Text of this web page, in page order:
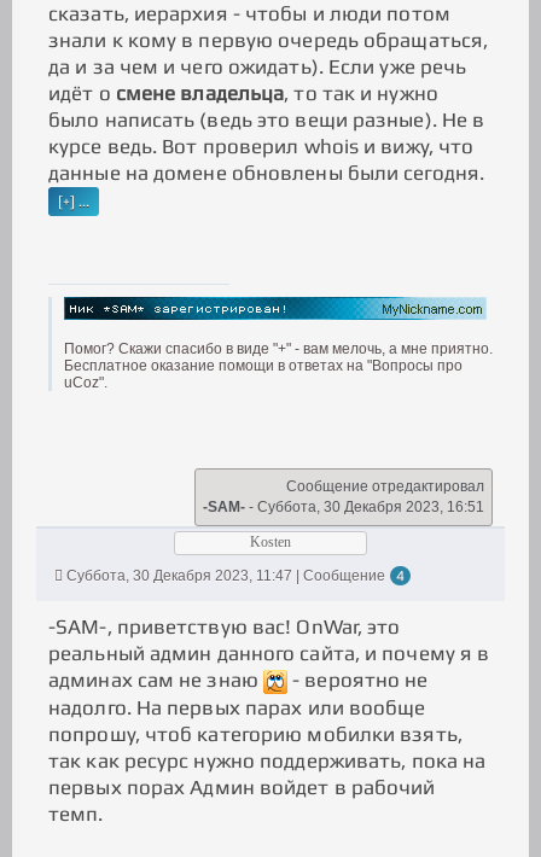
сказать, иерархия - чтобы и люди потом
знали к кому в первую очередь обращаться,
да и за чем и чего ожидать). Если уже речь
идёт о смене владельца, то так и нужно
было написать (ведь это вещи разные). Не в
курсе ведь. Вот проверил whois и вижу, что
данные на домене обновлены были сегодня.
Помог? Скажи спасибо в виде "+" - вам мелочь, а мне приятно.
Бесплатное оказание помощи в ответах на "Вопросы про
uCoz".
Сообщение отредактировал
-SAM- - Суббота, 30 Декабря 2023, 16:51
Kosten
Суббота, 30 Декабря 2023, 11:47 | Сообщение
4
-SAM-, приветствую вас! OnWar, это
реальный админ данного сайта, и почему я в
админах сам не знаю
- вероятно не
надолго. На первых парах или вообще
попрошу, чтоб категорию мобилки взять,
так как ресурс нужно поддерживать, пока на
первых порах Админ войдет в рабочий
темп.